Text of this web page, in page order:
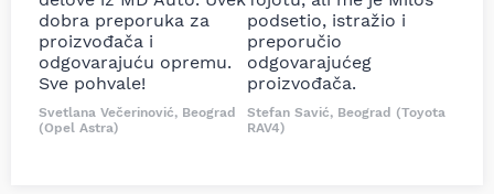
dobra preporuka za
proizvođača i
odgovarajuću opremu.
Sve pohvale!
Svetlana Večerinović, Beograd
(Opel Astra)
podsetio, istražio i
preporučio
odgovarajućeg
proizvođača.
Stefan Savić, Beograd (Toyota
RAV4)